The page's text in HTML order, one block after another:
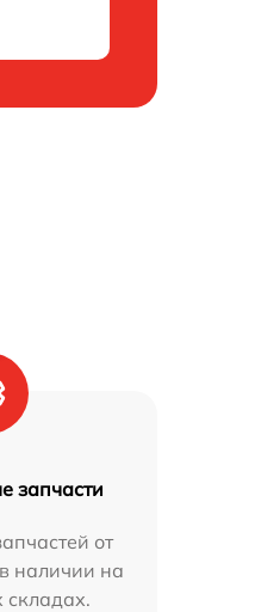
запчасти
от
наличии на
складах.